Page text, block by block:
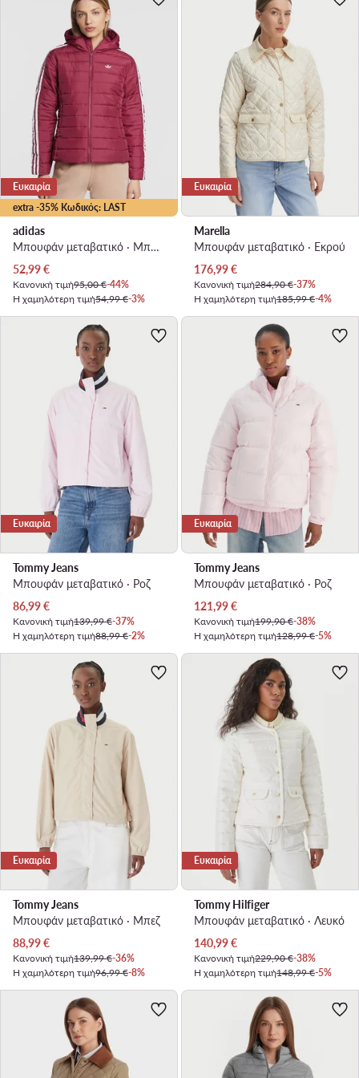
extra -35% Κωδικός: LAST
Ευκαιρία
adidas
Μπουφάν μεταβατικό · Μπορντό
Τρέχουσα τιμή
52,99€
Κανονική τιμή95,00 €-44%
Η χαμηλότερη τιμή54,99 €-3%
Ευκαιρία
Marella
Μπουφάν μεταβατικό · Εκρού
Τρέχουσα τιμή
176,99€
Κανονική τιμή284,90 €-37%
Η χαμηλότερη τιμή185,99 €-4%
Ευκαιρία
Tommy Jeans
Μπουφάν μεταβατικό · Ροζ
Τρέχουσα τιμή
86,99€
Κανονική τιμή139,99 €-37%
Η χαμηλότερη τιμή88,99 €-2%
Ευκαιρία
Tommy Jeans
Μπουφάν μεταβατικό · Ροζ
Τρέχουσα τιμή
121,99€
Κανονική τιμή199,90 €-38%
Η χαμηλότερη τιμή128,99 €-5%
Ευκαιρία
Tommy Jeans
Μπουφάν μεταβατικό · Μπεζ
Τρέχουσα τιμή
88,99€
Κανονική τιμή139,99 €-36%
Η χαμηλότερη τιμή96,99 €-8%
Ευκαιρία
Tommy Hilfiger
Μπουφάν μεταβατικό · Λευκό
Τρέχουσα τιμή
140,99€
Κανονική τιμή229,90 €-38%
Η χαμηλότερη τιμή148,99 €-5%